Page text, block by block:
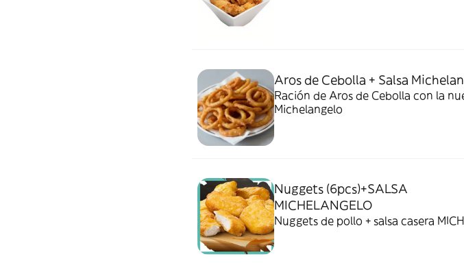
Aros de Cebolla + Salsa
Ración de Aros de Cebolla con la
Michelangelo
Nuggets (6pcs)+SALSA
MICHELANGELO
Nuggets de pollo + salsa casera